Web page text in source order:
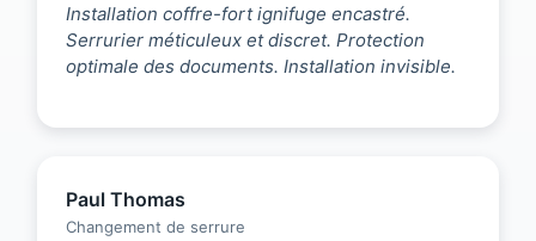
Installation coffre-fort ignifuge encastré.
Serrurier méticuleux et discret. Protection
optimale des documents. Installation invisible.
Paul Thomas
Changement de serrure